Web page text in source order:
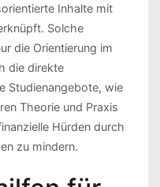
Inhalte mit
Solche
die Orientierung im
die direkte
Studienangebote, wie
Theorie und Praxis
Hürden durch
zu mindern.